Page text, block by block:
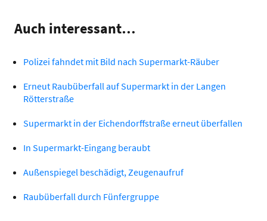
Auch interessant…
Polizei fahndet mit Bild nach Supermarkt-Räuber
Erneut Raubüberfall auf Supermarkt in der Langen
Rötterstraße
Supermarkt in der Eichendorffstraße erneut überfallen
In Supermarkt-Eingang beraubt
Außenspiegel beschädigt, Zeugenaufruf
Raubüberfall durch Fünfergruppe